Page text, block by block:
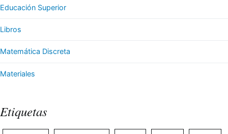
Educación Superior
Libros
Matemática Discreta
Materiales
Etiquetas